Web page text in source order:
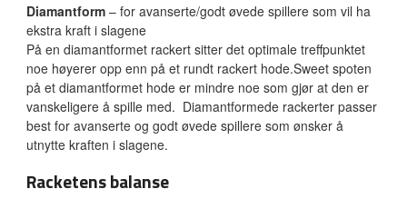
Diamantform– for avanserte/godt øvede spillere som vil ha
ekstra kraft i slagene
På en diamantformet rackert sitter det optimale treffpunktet
noe høyerer opp enn på et rundt rackert hode.Sweet spoten
på et diamantformet hode er mindre noe som gjør at den er
vanskeligere å spille med. Diamantformede rackerter passer
best for avanserte og godt øvede spillere som ønsker å
utnytte kraften i slagene.
Racketens balanse